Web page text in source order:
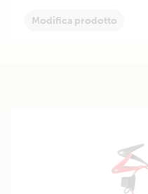
Modifica prodotto